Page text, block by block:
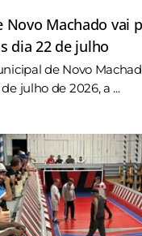
Novo Machado vai
dia 22 de julho
de Novo
julho de 2026, a ...